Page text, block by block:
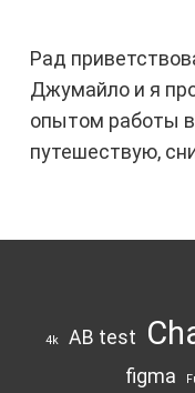
Рад
Джумайло и я
опытом работы
путешествую,
4k AB test
figma